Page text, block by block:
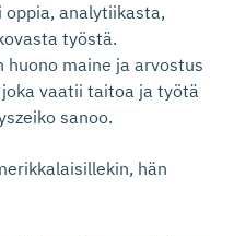
oppia, analytiikasta,
työstä.
huono maine ja arvostus
joka vaatii taitoa ja työtä
sanoo.
hän